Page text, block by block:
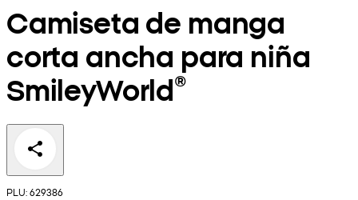
Camiseta de manga
corta ancha para niña
SmileyWorld®
PLU: 629386